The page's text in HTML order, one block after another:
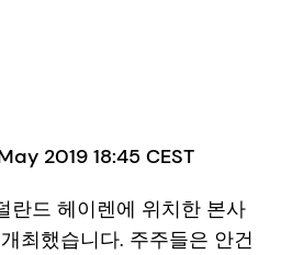
2019 18:45 CEST
란드 헤이렌에 위치한 본사
최했습니다. 주주들은 안건